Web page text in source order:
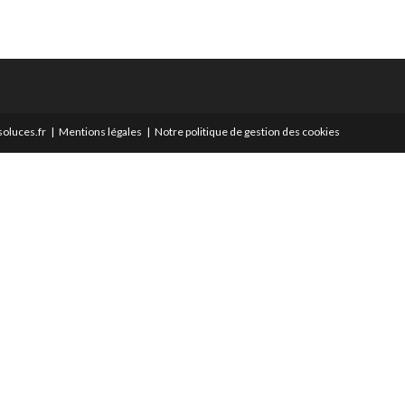
Mentions légales Notre politique de gestion des cookies